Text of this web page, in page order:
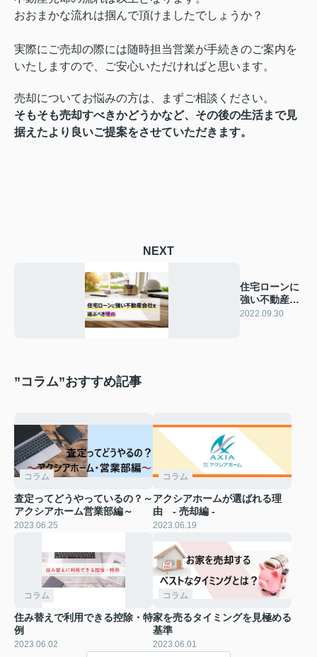
おおまかな流れは掴んで頂けましたでしょうか？
実際にご売却の際には随時担当営業が手続きのご案内を
いたしますので、ご安心いただければと思います。
売却についてお悩みの方は、まずご相談ください。
そもそも売却すべきかどうかなど、その後の生活まで見
据えたより良いご提案をさせていただきます。
NEXT
住宅ローンに
強い不動産会
社を選ぶべき
2022.09.30
”コラム”おすすめ記事
コラム
査定ってどうやっているの？～
アクシアホーム営業部編～
2023.06.25
コラム
アクシアホームが選ばれる理
由 - 売却編 -
2023.06.19
コラム
住み替えで利用できる控除・特
例
2023.06.02
コラム
家を売るタイミングを見極める
基準
2023.06.01